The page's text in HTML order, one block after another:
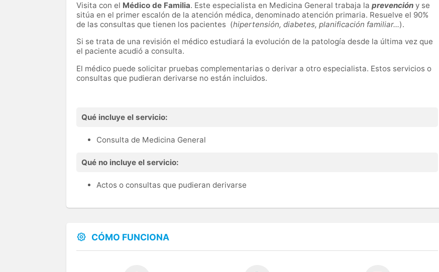
Visita con el Médico de Familia. Este especialista en Medicina General trabaja la prevención y se
sitúa en el primer escalón de la atención médica, denominado atención primaria. Resuelve el 90%
de las consultas que tienen los pacientes (hipertensión, diabetes, planificación familiar...).
Si se trata de una revisión el médico estudiará la evolución de la patología desde la última vez que
el paciente acudió a consulta.
El médico puede solicitar pruebas complementarias o derivar a otro especialista. Estos servicios o
consultas que pudieran derivarse no están incluidos.
Qué incluye el servicio:
Consulta de Medicina General
Qué no incluye el servicio:
Actos o consultas que pudieran derivarse
CÓMO FUNCIONA